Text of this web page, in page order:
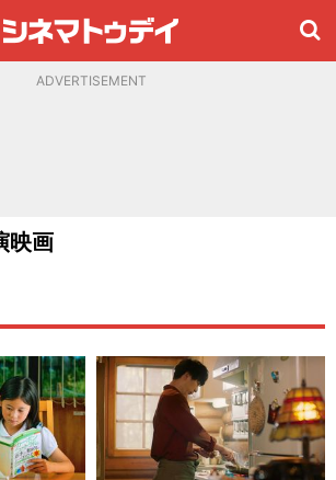
ADVERTISEMENT
映画